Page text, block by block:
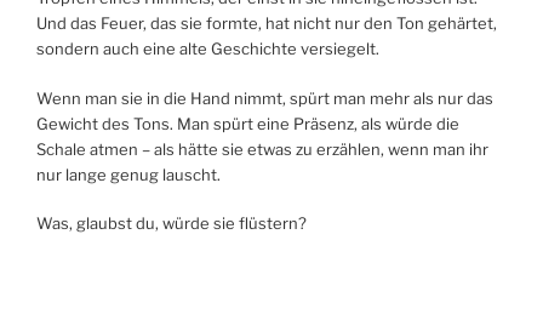
Und das Feuer, das sie formte, hat nicht nur den Ton gehärtet,
sondern auch eine alte Geschichte versiegelt.
Wenn man sie in die Hand nimmt, spürt man mehr als nur das
Gewicht des Tons. Man spürt eine Präsenz, als würde die
Schale atmen – als hätte sie etwas zu erzählen, wenn man ihr
nur lange genug lauscht.
Was, glaubst du, würde sie flüstern?